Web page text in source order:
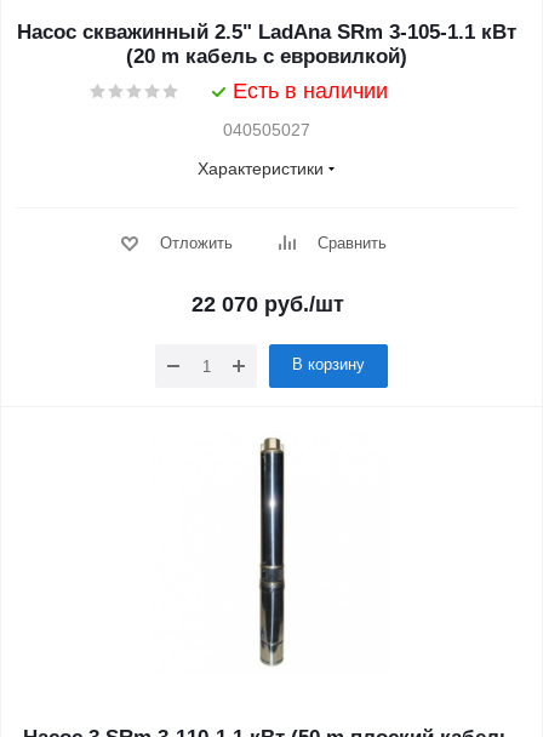
Насос скважинный 2.5" LadAna SRm 3-105-1.1 кВт
(20 m кабель с евровилкой)
Есть в наличии
040505027
Характеристики
Отложить Сравнить
22 070руб./шт
В корзину